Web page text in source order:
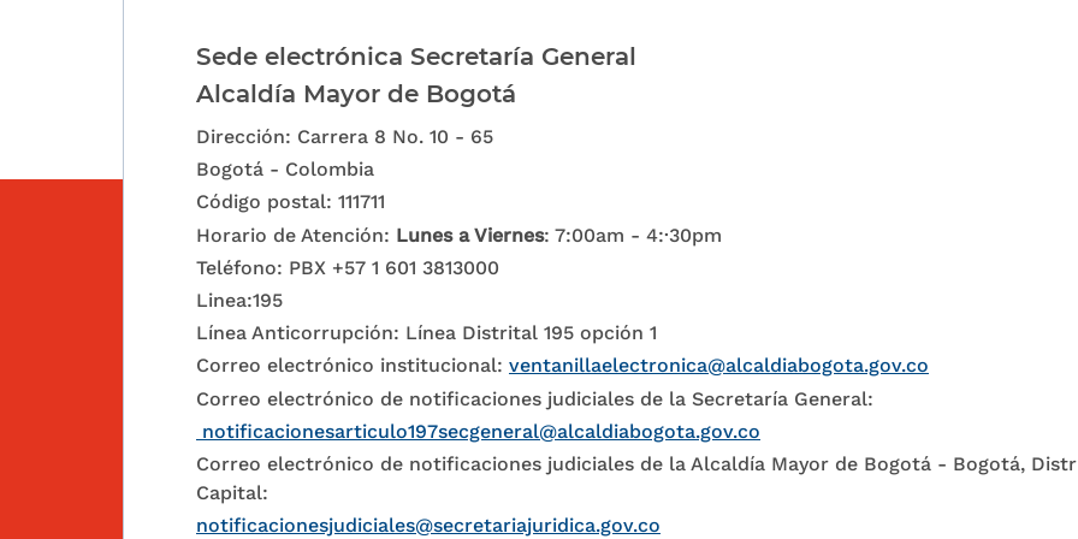
Sede electrónica Secretaría General
Alcaldía Mayor de Bogotá
Dirección: Carrera 8 No. 10 - 65
Bogotá - Colombia
Código postal: 111711
Horario de Atención: Lunes a Viernes: 7:00am - 4:·30pm
Teléfono: PBX +57 1 601 3813000
Linea:195
Línea Anticorrupción: Línea Distrital 195 opción 1
Correo electrónico institucional: ventanillaelectronica@alcaldiabogota.gov.co
Correo electrónico de notificaciones judiciales de la Secretaría General:
notificacionesarticulo197secgeneral@alcaldiabogota.gov.co
Correo electrónico de notificaciones judiciales de la Alcaldía Mayor de Bogotá - Bogotá,
Capital:
notificacionesjudiciales@secretariajuridica.gov.co